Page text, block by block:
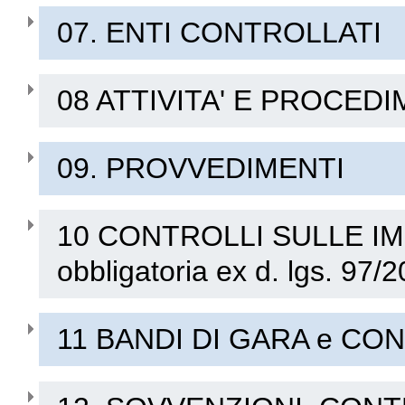
07. ENTI CONTROLLATI
08 ATTIVITA' E
09. PROVVEDIMENTI
10 CONTROLLI SULLE
obbligatoria ex d. lgs. 97/
11 BANDI DI GARA e